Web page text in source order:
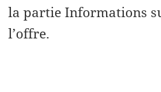
la partie Informations
l’offre.